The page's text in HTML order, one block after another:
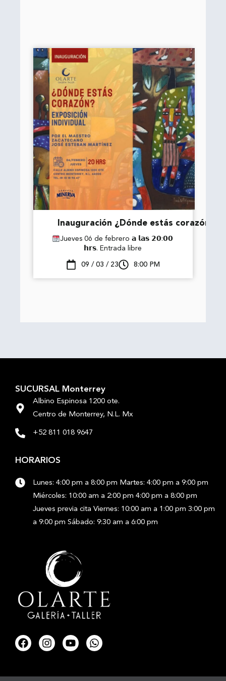
Inauguración ¿Dónde estás corazón?
Jueves 06 de febrero 𝗮 𝗹𝗮𝘀 𝟮𝟬:𝟬𝟬
𝗵𝗿𝘀. Entrada libre
09 / 03 / 23 8:00 PM
SUCURSAL Monterrey
Albino Espinosa 1200 ote.
Centro de Monterrey, N.L. Mx
+52 811 018 9647
HORARIOS
Lunes: 4:00 pm a 8:00 pm Martes: 4:00 pm a 9:00 pm
Miércoles: 10:00 am a 2:00 pm 4:00 pm a 8:00 pm
Jueves previa cita Viernes: 10:00 am a 1:00 pm 3:00 pm
a 9:00 pm Sábado: 9:30 am a 6:00 pm